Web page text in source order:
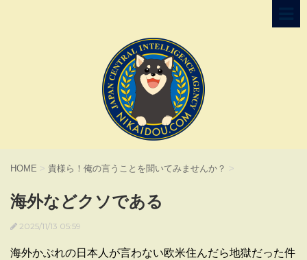
HOME > 貴様ら！俺の言うことを聞いてみませんか？ >
海外などクソである
2025/11/13 05:59
海外かぶれの日本人が言わない欧米住んだら地獄だった件